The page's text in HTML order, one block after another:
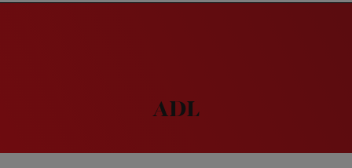
Nursing
ADL